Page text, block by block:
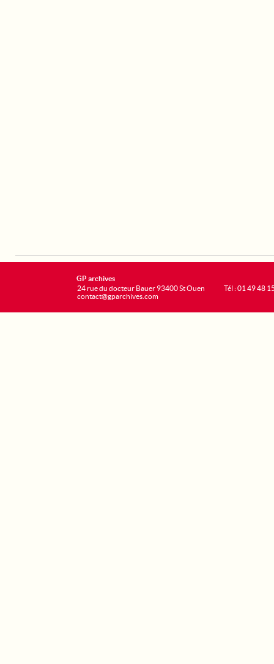
GP archives
24 rue du docteur Bauer 93400 St Ouen
contact@gparchives.com
Tél : 01 49 48